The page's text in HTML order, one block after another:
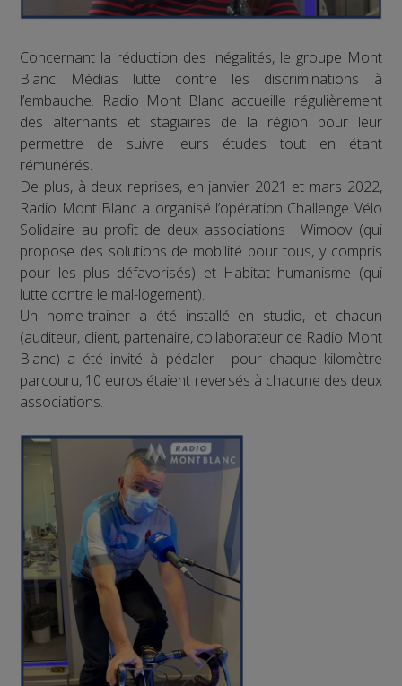
Concernant la réduction des inégalités, le groupe Mont
Blanc Médias lutte contre les discriminations à
l’embauche. Radio Mont Blanc accueille régulièrement
des alternants et stagiaires de la région pour leur
permettre de suivre leurs études tout en étant
rémunérés.
De plus, à deux reprises, en janvier 2021 et mars 2022,
Radio Mont Blanc a organisé l’opération Challenge Vélo
Solidaire au profit de deux associations : Wimoov (qui
propose des solutions de mobilité pour tous, y compris
pour les plus défavorisés) et Habitat humanisme (qui
lutte contre le mal-logement).
Un home-trainer a été installé en studio, et chacun
(auditeur, client, partenaire, collaborateur de Radio Mont
Blanc) a été invité à pédaler : pour chaque kilomètre
parcouru, 10 euros étaient reversés à chacune des deux
associations.